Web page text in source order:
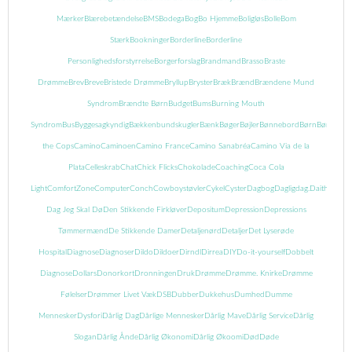
MærkerBlærebetændelseBMSBodega BogBo HjemmeBoligløsBolleBom
StærkBookningerBorderlineBorderline
PersonlighedsforstyrrelseBorgerforslagBrandmand Brasso Braste
DrømmeBrevBreveBristede DrømmeBryllup BrysterBrækBrænd Brændene Mund
SyndromBrændte Børn BudgetBumsBurning Mouth
SyndromBusByggesagkyndigBækkenbundskuglerBænkBøgerBøjlerBønnebord Børn Børnebog
the CopsCaminoCaminoenCamino FranceCamino SanabréaCamino Via de la
PlataCelleskrabChatChick FlicksChokoladeCoachingCoca Cola
LightComfortZoneComputerConchCowboystøvlerCykelCysterDagbogDagligdag.Daith
Dag Jeg Skal Dø Den Stikkende FirkløverDepositumDepression Depressions
Tømmermænd De Stikkende DamerDetaljenørd DetaljerDet Lyserøde
Hospital DiagnoseDiagnoserDildo DildoerDirndl Dirrea DIYDo-it-yourselfDobbelt
DiagnoseDollarsDonorkortDronningen DrukDrømmeDrømme. KnirkeDrømme
FølelserDrømmer Livet VækDSBDubberDukkehusDumhed Dumme
MenneskerDysforiDårlig DagDårlige MenneskerDårlig MaveDårlig ServiceDårlig
Slogan Dårlig ÅndeDårlig ØkonomiDårlig ØkoomiDød Døde